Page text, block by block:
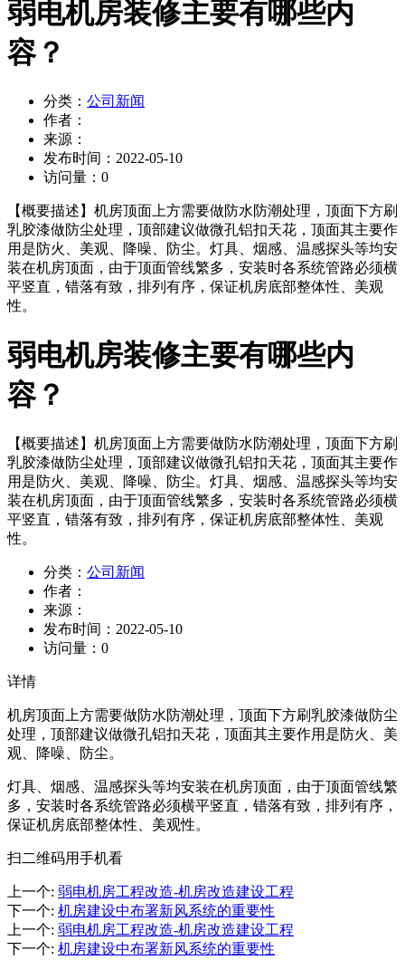
弱电机房装修主要有哪些内
容？
分类： 公司新闻
作者：
来源：
发布时间： 2022-05-10
访问量： 0
【概要描述】 机房顶面上方需要做防水防潮处理，顶面下方刷
乳胶漆做防尘处理，顶部建议做微孔铝扣天花，顶面其主要作
用是防火、美观、降噪、防尘。灯具、烟感、温感探头等均安
装在机房顶面，由于顶面管线繁多，安装时各系统管路必须横
平竖直，错落有致，排列有序，保证机房底部整体性、美观
性。
弱电机房装修主要有哪些内
容？
【概要描述】 机房顶面上方需要做防水防潮处理，顶面下方刷
乳胶漆做防尘处理，顶部建议做微孔铝扣天花，顶面其主要作
用是防火、美观、降噪、防尘。灯具、烟感、温感探头等均安
装在机房顶面，由于顶面管线繁多，安装时各系统管路必须横
平竖直，错落有致，排列有序，保证机房底部整体性、美观
性。
分类： 公司新闻
作者：
来源：
发布时间： 2022-05-10
访问量： 0
详情
机房顶面上方需要做防水防潮处理，顶面下方刷乳胶漆做防尘
处理，顶部建议做微孔铝扣天花，顶面其主要作用是防火、美
观、降噪、防尘。
灯具、烟感、温感探头等均安装在机房顶面，由于顶面管线繁
多，安装时各系统管路必须横平竖直，错落有致，排列有序，
保证机房底部整体性、美观性。
扫二维码用手机看
上一个: 弱电机房工程改造-机房改造建设工程
下一个: 机房建设中布署新风系统的重要性
上一个: 弱电机房工程改造-机房改造建设工程
下一个: 机房建设中布署新风系统的重要性